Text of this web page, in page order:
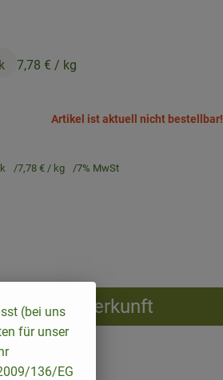
7,78 € / kg
Artikel ist aktuell nicht bestellbar!
7,78 € / kg 7% MwSt
Herkunft
(bei uns
für unser
136/EG